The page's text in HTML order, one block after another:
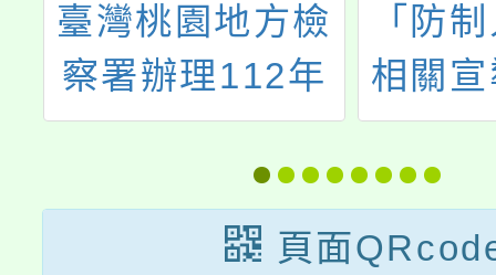
臺灣桃園地方檢
察署辦理112年
度兒童青少年暑
期犯罪預防宣導
活動相關資料
「防
相關
頁面